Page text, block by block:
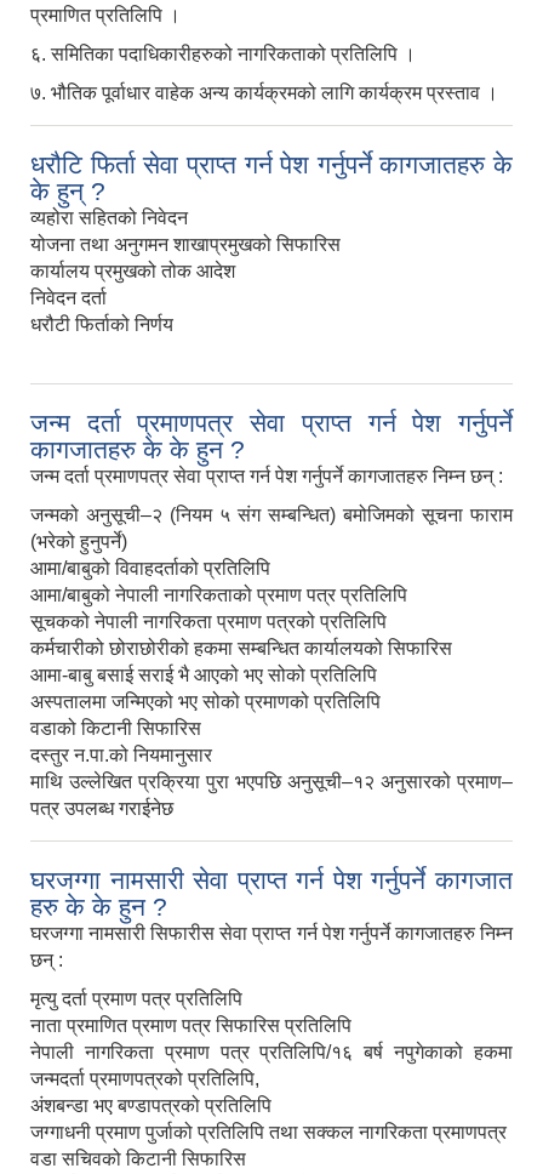
प्रमाणित प्रतिलिपि ।
६. समितिका पदाधिकारीहरुको नागरिकताको प्रतिलिपि ।
७. भौतिक पूर्वाधार वाहेक अन्य कार्यक्रमको लागि कार्यक्रम प्रस्ताव ।
धरौटि फिर्ता सेवा प्राप्त गर्न पेश गर्नुपर्ने कागजातहरु के
के हुन् ?
व्यहोरा सहितको निवेदन
योजना तथा अनुगमन शाखाप्रमुखको सिफारिस
कार्यालय प्रमुखको तोक आदेश
निवेदन दर्ता
धरौटी फिर्ताको निर्णय
जन्म दर्ता प्रमाणपत्र सेवा प्राप्त गर्न पेश गर्नुपर्ने
कागजातहरु के के हुन ?
जन्म दर्ता प्रमाणपत्र सेवा प्राप्त गर्न पेश गर्नुपर्ने कागजातहरु निम्न छन् :
जन्मको अनुसूची–२ (नियम ५ संग सम्बन्धित) बमोजिमको सूचना फाराम
(भरेको हुनुपर्ने)
आमा/बाबुको विवाहदर्ताको प्रतिलिपि
आमा/बाबुको नेपाली नागरिकताको प्रमाण पत्र प्रतिलिपि
सूचकको नेपाली नागरिकता प्रमाण पत्रको प्रतिलिपि
कर्मचारीको छोराछोरीको हकमा सम्बन्धित कार्यालयको सिफारिस
आमा-बाबु बसाई सराई भै आएको भए सोको प्रतिलिपि
अस्पतालमा जन्मिएको भए सोको प्रमाणको प्रतिलिपि
वडाको किटानी सिफारिस
दस्तुर न.पा.को नियमानुसार
माथि उल्लेखित प्रक्रिया पुरा भएपछि अनुसूची–१२ अनुसारको प्रमाण–
पत्र उपलब्ध गराईनेछ
घरजग्गा नामसारी सेवा प्राप्त गर्न पेश गर्नुपर्ने कागजात
हरु के के हुन ?
घरजग्गा नामसारी सिफारीस सेवा प्राप्त गर्न पेश गर्नुपर्ने कागजातहरु निम्न
छन् :
मृत्यु दर्ता प्रमाण पत्र प्रतिलिपि
नाता प्रमाणित प्रमाण पत्र सिफारिस प्रतिलिपि
नेपाली नागरिकता प्रमाण पत्र प्रतिलिपि/१६ बर्ष नपुगेकाको हकमा
जन्मदर्ता प्रमाणपत्रको प्रतिलिपि,
अंशबन्डा भए बण्डापत्रको प्रतिलिपि
जग्गाधनी प्रमाण पुर्जाको प्रतिलिपि तथा सक्कल नागरिकता प्रमाणपत्र
वडा सचिवको किटानी सिफारिस